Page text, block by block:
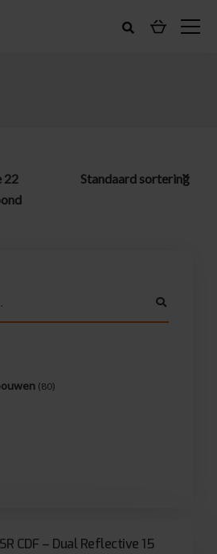
22
(80)
CDF – Dual Reflective 15